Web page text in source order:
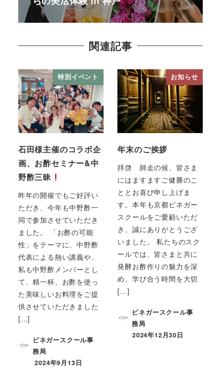
関連記事
特別イベント
石田様主催のコラボ企
画、お酢セミナー&中
野酢三昧
昨年の開催でもご好評い
ただき、今年も中野酢一
同で参加させていただき
ました。 「お酢の可能
性」をテーマに、中野酢
代表による熱い講義や、
私も中野酢メンバーとし
て、精一杯、お酢を使っ
た美味しいお料理をご提
供させていただきました
[…]
ビネガースクール事
務局
2024年9月13日
お知らせ
年末のご挨拶
拝啓 師走の候、皆さま
にはますますご健勝のこ
ととお喜び申し上げま
す。本年も京都ビネガー
スクールをご愛顧いただ
き、誠にありがとうござ
いました。 私たちのスク
ールでは、皆さまと共に
発酵お酢作りの魅力を深
め、学び合う時間を大切
[…]
ビネガースクール事
務局
2024年12月30日